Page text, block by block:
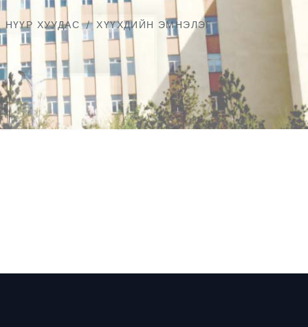
НҮҮР ХУУДАС / ХҮҮХДИЙН ЭМНЭЛЭГ